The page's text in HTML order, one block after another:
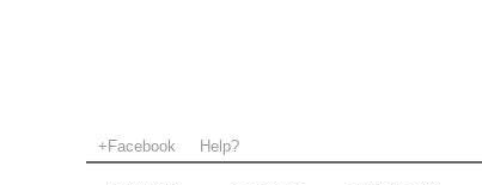
+Facebook Help?